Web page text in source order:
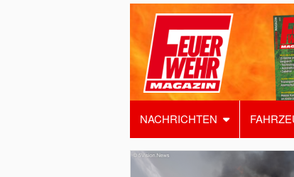
NACHRICHTEN